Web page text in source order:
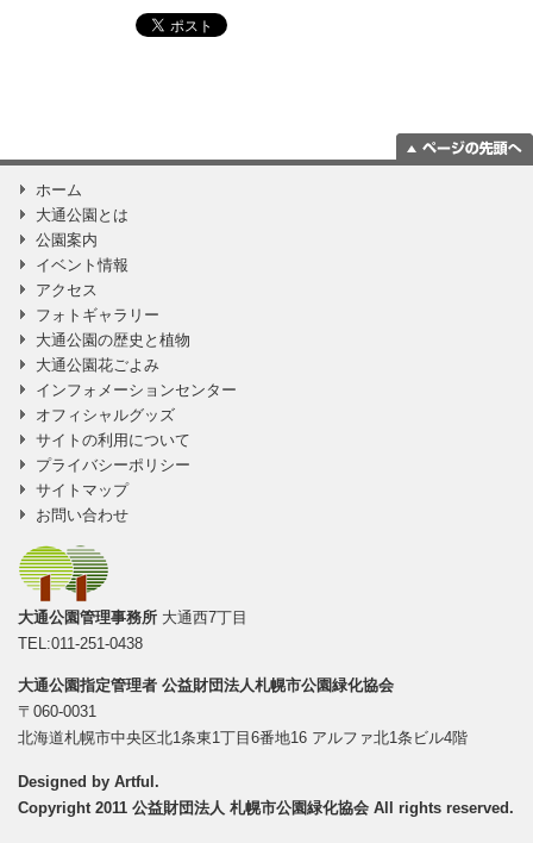
ホーム
大通公園とは
公園案内
イベント情報
アクセス
フォトギャラリー
大通公園の歴史と植物
大通公園花ごよみ
インフォメーションセンター
オフィシャルグッズ
サイトの利用について
プライバシーポリシー
サイトマップ
お問い合わせ
大通公園管理事務所 大通西7丁目
TEL:011-251-0438
大通公園指定管理者 公益財団法人札幌市公園緑化協会
〒060-0031
北海道札幌市中央区北1条東1丁目6番地16 アルファ北1条ビル4階
Designed by Artful .
Copyright 2011 公益財団法人 札幌市公園緑化協会 All rights reserved.